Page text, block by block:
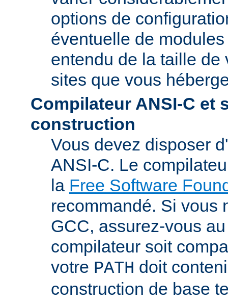
options de
éventuelle de
entendu de la taille de
sites que vous
Compilateur ANSI-C et
construction
Vous devez disposer
ANSI-C. Le
la Free Software
recommandé. Si vous
GCC, assurez-vous
compilateur soit
votre PATH doit
construction de base